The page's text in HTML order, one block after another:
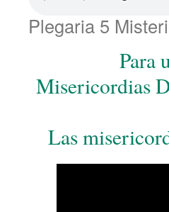
Plegaria 5
Para
Misericordias
Las